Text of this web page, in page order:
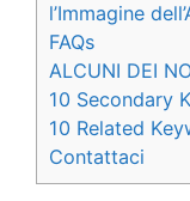
l’Immagine
FAQs
ALCUNI DEI
10 Secondary
10 Related
Contattaci